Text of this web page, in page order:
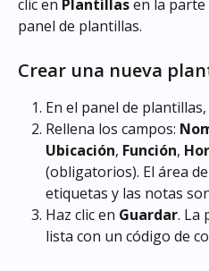
clic en Plantillas en la
panel de plantillas.
Crear una nueva
En el panel de plantillas,
Rellena los campos:
Ubicación, Función,
(obligatorios). El área
etiquetas y las notas
Haz clic en Guardar. La
lista con un código de